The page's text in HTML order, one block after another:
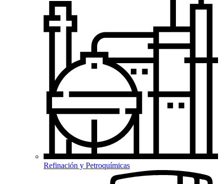
Refinación y Petroquímicas